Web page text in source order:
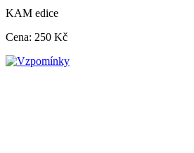
KAM edice
Cena: 250 Kč